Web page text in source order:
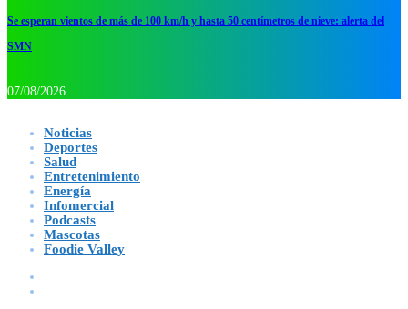
Se esperan vientos de más de 100 km/h y hasta 50 centímetros de nieve: alerta del
SMN
07/08/2026
Noticias
Deportes
Salud
Entretenimiento
Energía
Infomercial
Podcasts
Mascotas
Foodie Valley